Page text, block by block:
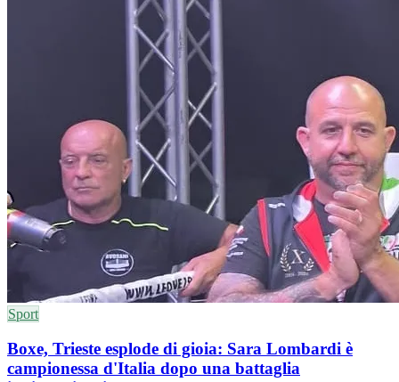
Sport
Boxe, Trieste esplode di gioia: Sara Lombardi è
campionessa d'Italia dopo una battaglia